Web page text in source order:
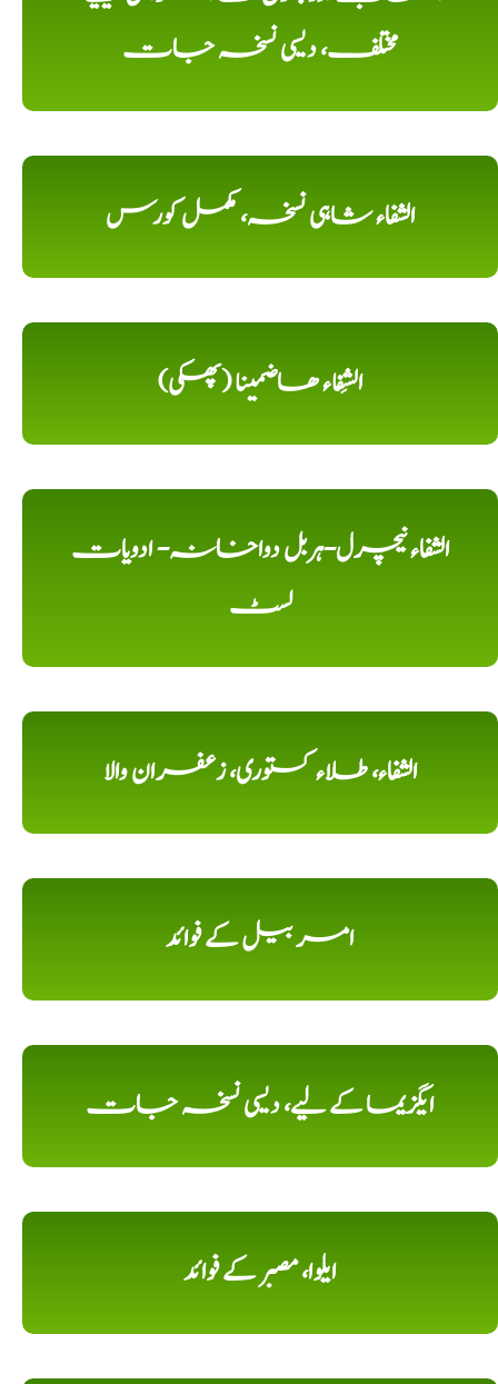
مختلف، دیسی نسخہ جات
الشفاء شاہی نسخہ، مکمل کورس
الشِفاء ھاضمینا (پھکی)
الشفاء نیچرل-ہربل دواخانہ- ادویات
لسٹ
الشفاء، طلاء کستوری، زعفران والا
امر بیل کے فوائد
ایگزیما کے لیے، دیسی نسخہ جات
ایلوا، مصبر کے فوائد